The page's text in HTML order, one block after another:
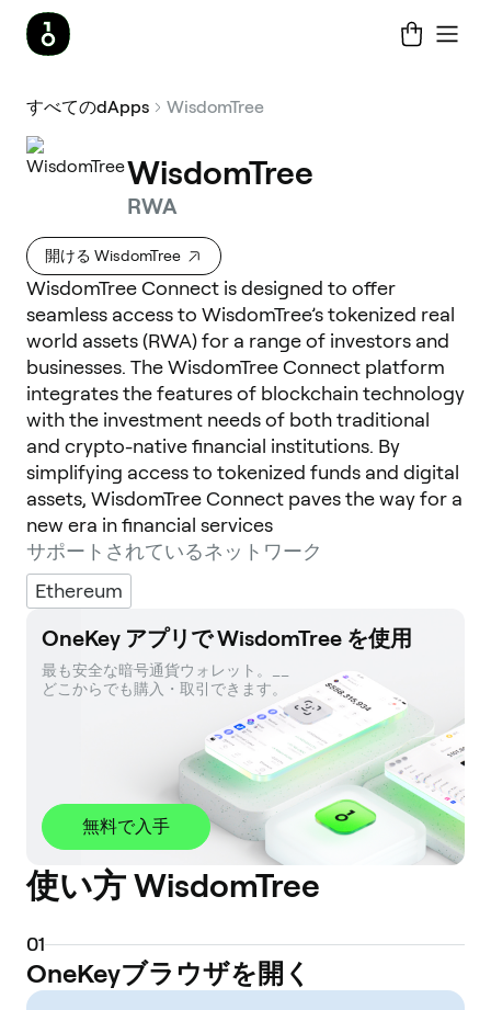
すべてのdApps WisdomTree
WisdomTree
RWA
開ける WisdomTree
WisdomTree Connect is designed to offer
seamless access to WisdomTree’s tokenized real
world assets (RWA) for a range of investors and
businesses. The WisdomTree Connect platform
integrates the features of blockchain technology
with the investment needs of both traditional
and crypto-native financial institutions. By
simplifying access to tokenized funds and digital
assets, WisdomTree Connect paves the way for a
new era in financial services
サポートされているネットワーク
Ethereum
OneKey アプリで WisdomTree を使用
最も安全な暗号通貨ウォレット。__
どこからでも購入・取引できます。
無料で入手
使い方 WisdomTree
01
OneKeyブラウザを開く